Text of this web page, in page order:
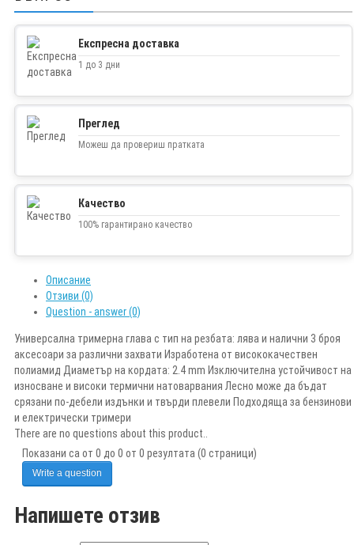
Експресна доставка
1 до 3 дни
Преглед
Можеш да провериш пратката
Качество
100% гарантирано качество
Описание
Отзиви (0)
Question - answer (0)
Универсална тримерна глава с тип на резбата: лява и налични 3 броя
аксесоари за различни захвати Изработена от висококачествен
полиамид Диаметър на кордата: 2.4 mm Изключителна устойчивост на
износване и високи термични натоварвания Лесно може да бъдат
срязани по-дебели издънки и твърди плевели Подходяща за бензинови
и електрически тримери
There are no questions about this product..
Показани са от 0 до 0 от 0 резултата (0 страници)
Write a question
Напишете отзив